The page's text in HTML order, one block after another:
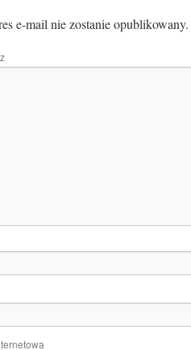
e-mail nie zostanie opublikowany.